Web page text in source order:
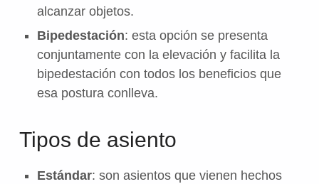
alcanzar objetos.
Bipedestación: esta opción se presenta
conjuntamente con la elevación y facilita la
bipedestación con todos los beneficios que
esa postura conlleva.
Tipos de asiento
Estándar: son asientos que vienen hechos